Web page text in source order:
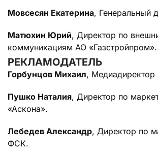
Мовсесян Екатерина, Генеральный
Матюхин Юрий, Директор по
коммуникациям АО «Газстройпром».
РЕКЛАМОДАТЕЛЬ
Горбунцов Михаил, Медиадиректор
Пушко Наталия, Директор по
«Аскона».
Лебедев Александр, Директор по
ФСК.